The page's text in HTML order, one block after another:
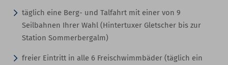
täglich eine Berg- und Talfahrt mit einer von 9
Seilbahnen Ihrer Wahl (Hintertuxer Gletscher bis zur
Station Sommerbergalm)
freier Eintritt in alle 6 Freischwimmbäder (täglich ein